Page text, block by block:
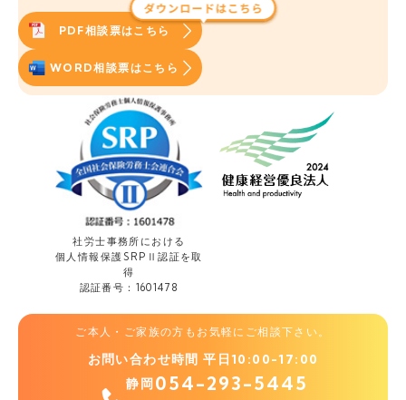
PDF相談票はこちら
WORD相談票はこちら
社労士事務所における
個人情報保護SRPⅡ認証を取
得
認証番号：1601478
ご本人・ご家族の方もお気軽にご相談下さい。
お問い合わせ時間 平日10:00-17:00
静岡054-293-5445